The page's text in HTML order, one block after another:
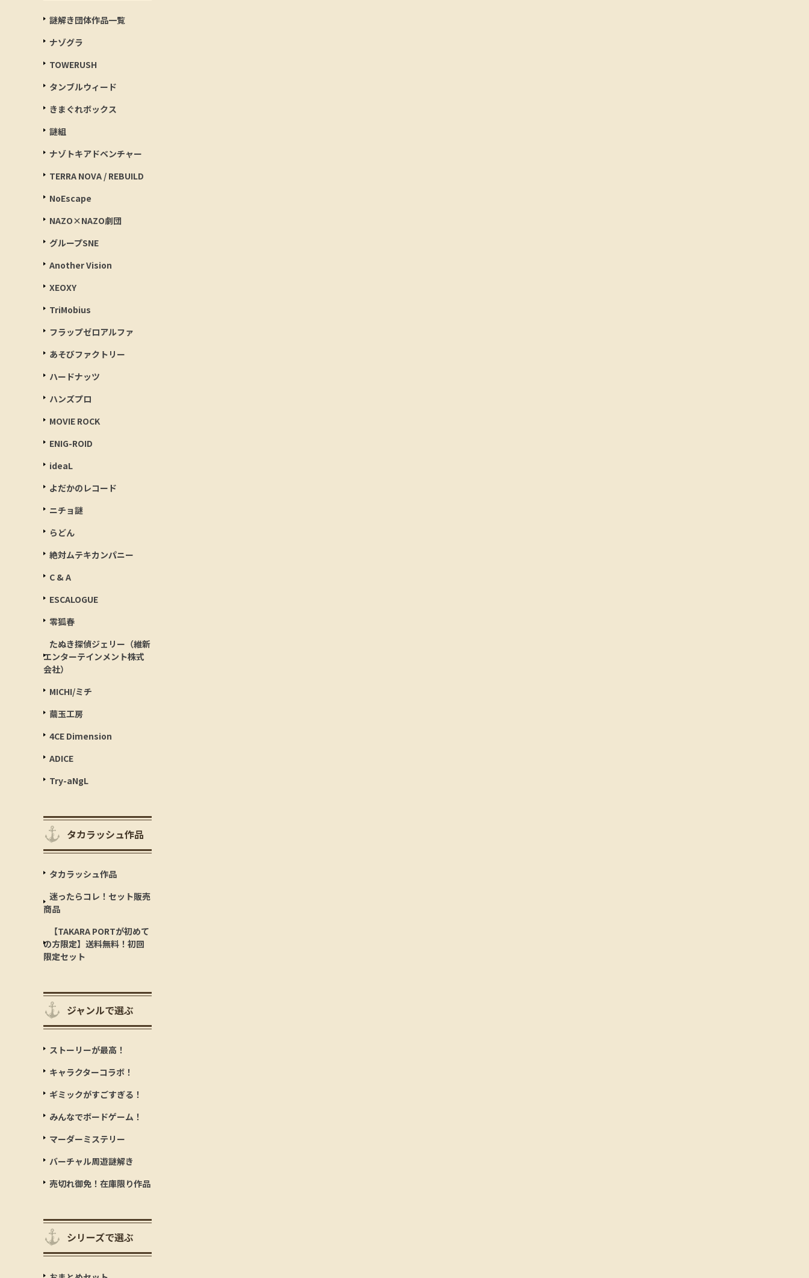
謎解き団体作品一覧
ナゾグラ
TOWERUSH
タンブルウィード
きまぐれボックス
謎組
ナゾトキアドベンチャー
TERRA NOVA / REBUILD
NoEscape
NAZO×NAZO劇団
グループSNE
Another Vision
XEOXY
TriMobius
フラップゼロアルファ
あそびファクトリー
ハードナッツ
ハンズプロ
MOVIE ROCK
ENIG-ROID
ideaL
よだかのレコード
ニチョ謎
らどん
絶対ムテキカンパニー
C & A
ESCALOGUE
零狐春
たぬき探偵ジェリー（維新
エンターテインメント株式
会社）
MICHI/ミチ
繭玉工房
4CE Dimension
ADICE
Try-aNgL
タカラッシュ作品
タカラッシュ作品
迷ったらコレ！セット販売
商品
【TAKARA PORTが初めて
の方限定】送料無料！初回
限定セット
ジャンルで選ぶ
ストーリーが最高！
キャラクターコラボ！
ギミックがすごすぎる！
みんなでボードゲーム！
マーダーミステリー
バーチャル周遊謎解き
売切れ御免！在庫限り作品
シリーズで選ぶ